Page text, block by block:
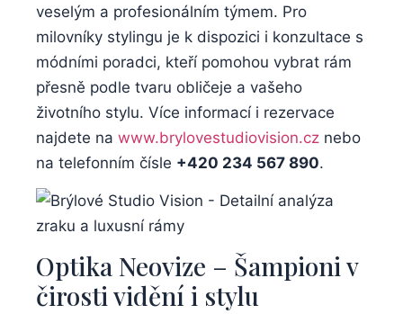
veselým a profesionálním týmem. Pro
milovníky stylingu je k dispozici i konzultace s
módními poradci, kteří pomohou vybrat rám
přesně podle tvaru obličeje a vašeho
životního stylu. Více informací i rezervace
najdete na www.brylovestudiovision.cz nebo
na telefonním čísle +420 234 567 890.
Optika Neovize – Šampioni v
čirosti vidění i stylu